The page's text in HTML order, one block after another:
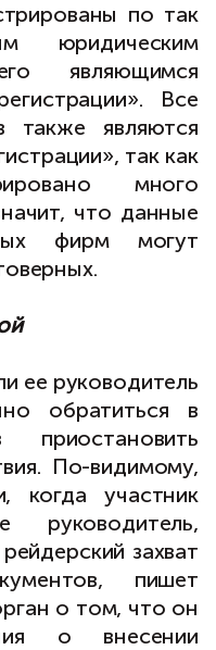
по так
юридическим
являющимся
Все
также являются
так как
много
что данные
фирм могут
ее руководитель
обратиться в
приостановить
По-видимому,
когда участник
руководитель,
захват
пишет
о том, что он
о внесении